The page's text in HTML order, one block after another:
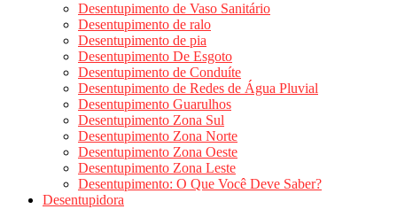
Desentupimento de Vaso Sanitário
Desentupimento de ralo
Desentupimento de pia
Desentupimento De Esgoto
Desentupimento de Conduíte
Desentupimento de Redes de Água Pluvial
Desentupimento Guarulhos
Desentupimento Zona Sul
Desentupimento Zona Norte
Desentupimento Zona Oeste
Desentupimento Zona Leste
Desentupimento: O Que Você Deve Saber?
Desentupidora